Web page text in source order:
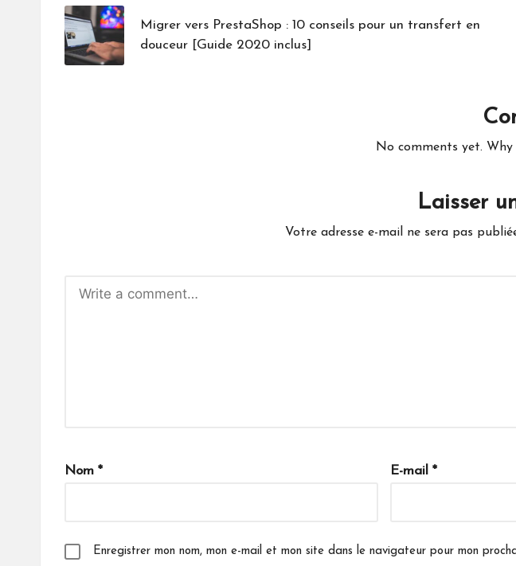
navigationMigrer vers PrestaShop : 10 conseils pour un transfert en
douceur [Guide 2020 inclus]
No comments yet.
Laisser
Votre adresse e-mail ne sera pas
Nom * E-mail *
Enregistrer mon nom, mon e-mail et mon site dans le navigateur pour mon
e
a